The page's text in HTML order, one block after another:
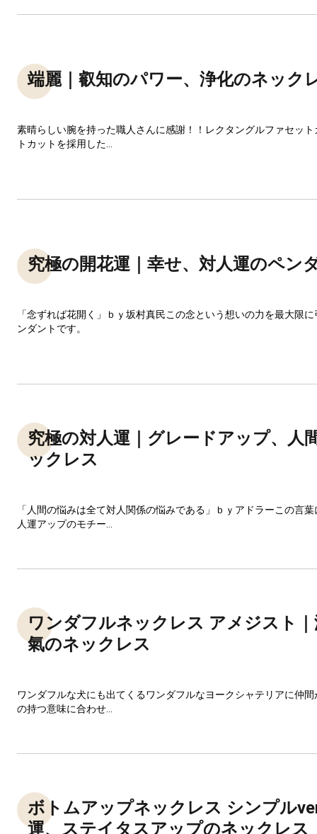
端麗｜叡知のパワー、浄化のネック
素晴らしい腕を持った職人さんに感謝！！レクタングルファセッ
トカットを採用した...
究極の開花運｜幸せ、対人運のペン
「念ずれば花開く」ｂｙ坂村真民この念という想いの力を最大限
ンダントです。
究極の対人運｜グレードアップ、人
ックレス
「人間の悩みは全て対人関係の悩みである」ｂｙアドラーこの言
人運アップのモチー...
ワンダフルネックレス アメジスト
氣のネックレス
ワンダフルな犬にも出てくるワンダフルなヨークシャテリアに仲
の持つ意味に合わせ...
ボトムアップネックレス シンプル
運、ステイタスアップのネックレス